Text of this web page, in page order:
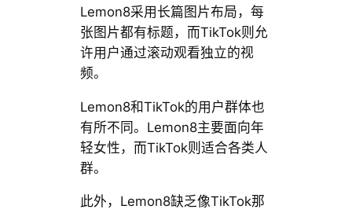
Lemon8采用长篇图片布局，每
张图片都有标题，而TikTok则允
许用户通过滚动观看独立的视
频。
Lemon8和TikTok的用户群体也
有所不同。Lemon8主要面向年
轻女性，而TikTok则适合各类人
群。
此外，Lemon8缺乏像TikTok那